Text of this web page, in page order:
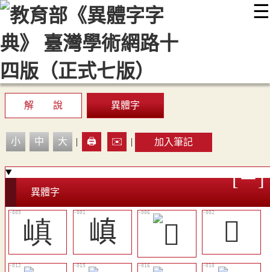
☰
::: 最新消息 常見問題 編輯說明
顯示模式
解 說 異體字
小 中 大 | 🖨️ ✉️ | 加入筆記
異體字
嵮 嵮 𡻗